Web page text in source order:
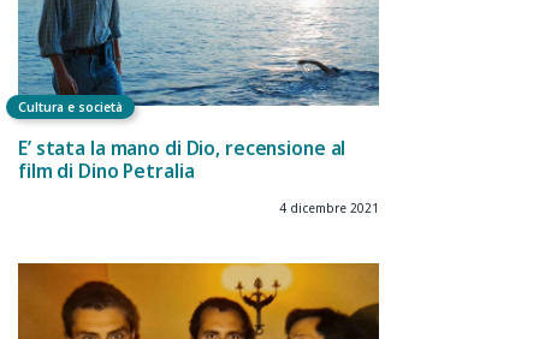
Cultura e società
E’ stata la mano di Dio, recensione al
film di Dino Petralia
4 dicembre 2021